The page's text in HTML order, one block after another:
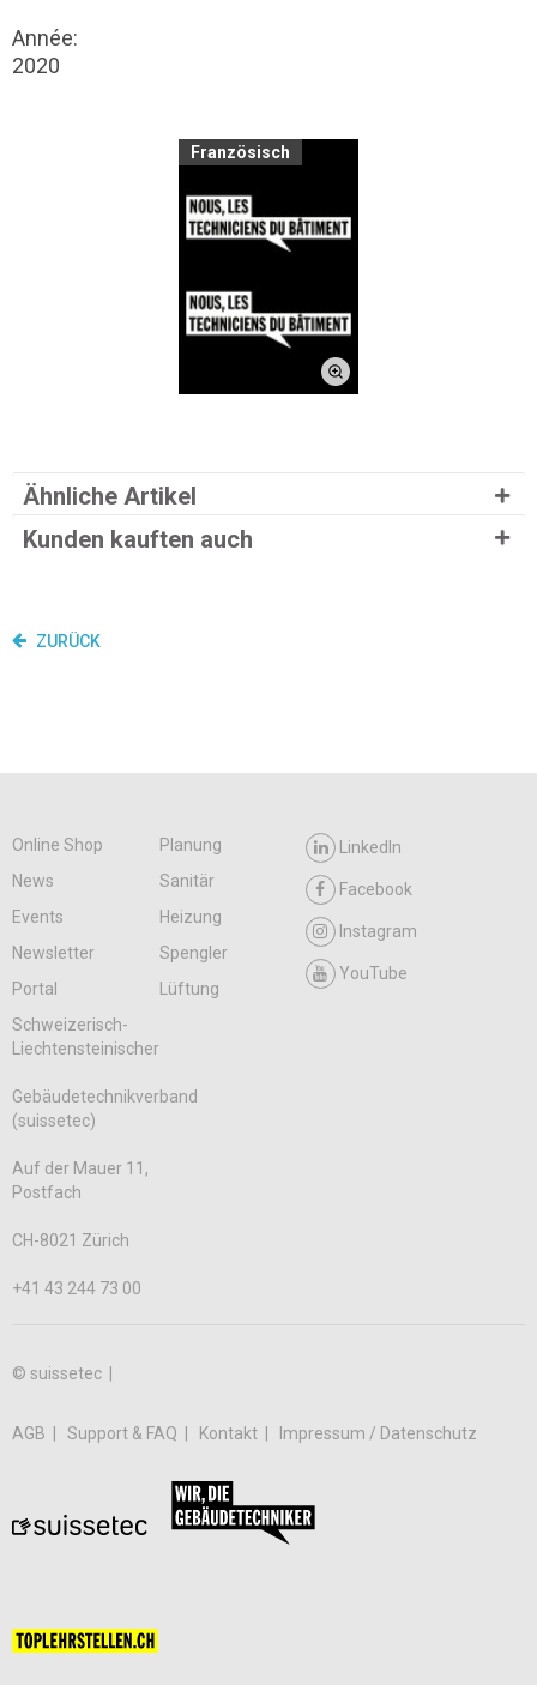
Année:
2020
Französisch
Ähnliche Artikel
Kunden kauften auch
ZURÜCK
Online Shop
Planung
News
Sanitär
Events
Heizung
Newsletter
Spengler
Portal
Lüftung
LinkedIn
Facebook
Instagram
YouTube
Schweizerisch-
Liechtensteinischer
Gebäudetechnikverband
(suissetec)
Auf der Mauer 11,
Postfach
CH-8021 Zürich
+41 43 244 73 00
© suissetec |
AGB Support & FAQ Kontakt Impressum / Datenschutz